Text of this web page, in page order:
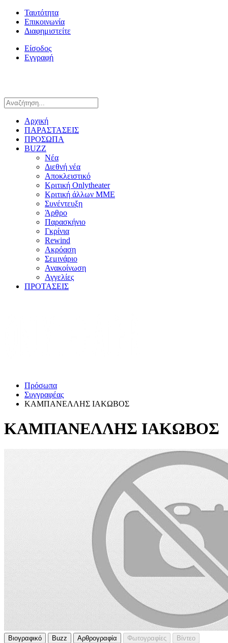
Ταυτότητα
Επικοινωνία
Διαφημιστείτε
Είσοδος
Εγγραφή
Αρχική
ΠΑΡΑΣΤΑΣΕΙΣ
ΠΡΟΣΩΠΑ
BUZZ
Νέα
Διεθνή νέα
Αποκλειστικό
Κριτική Onlytheater
Κριτική άλλων ΜΜΕ
Συνέντευξη
Άρθρο
Παρασκήνιο
Γκρίνια
Rewind
Ακρόαση
Σεμινάριο
Ανακοίνωση
Αγγελίες
ΠΡΟΤΑΣΕΙΣ
Πρόσωπα
Συγγραφέας
ΚΑΜΠΑΝΕΛΛΗΣ ΙΑΚΩΒΟΣ
ΚΑΜΠΑΝΕΛΛΗΣ ΙΑΚΩΒΟΣ
Βιογραφικό Buzz Αρθρογραφία Φωτογραφίες
Βίντεο